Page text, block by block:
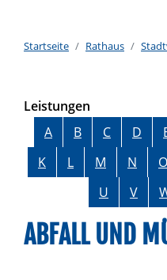
Startseite Rathaus
Leistungen
Alphabetisches
A B C D
K
L M N O
U
V
ABFALL UND